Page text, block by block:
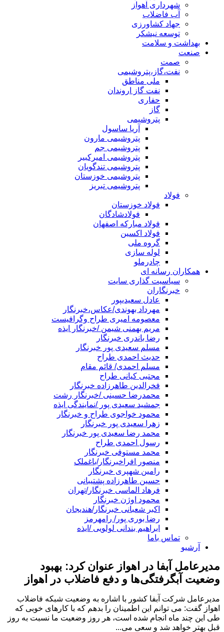
شهرداری اهواز
آب فاضلاب
جهاد کشاورزی
توسعه نیشکر
بهداشت و سلامت
صنعت
صمت
نفت،گاز،پتروشیمی
ملی مناطق
نفت گاز اروندان
حفاری
گاز
پتروشیمی
آریا ساسول
پتروشیمی مارون
پتروشیمی جم
پتروشیمی امیرکبیر
پتروشیمی تندگویان
پتروشیمی خوزستان
پتروشیمی تبریز
فولاد
فولاد خوزستان
فولادشادگان
فولاد مبارکه اصفهان
فولاد اکسین
گروه ملی
لوله سازی
چادرملو
همکاران رسانه ای
سیاسیت گذاری سایت
خبرنگاران
عادل سعیدیپور
مهرداد بهوندی/عکاس،خبرنگار
معصومه امیری طراح وگرافیست
مریم بهمنی شیمن /خبرنگار ایذه
رضا باندری خبرنگار
مسلم سعیدی پور خبرنگار
حدیث احمدی طراح
مسلم احمدی/ قائم مقام
مجتبی کیانی طراح
فخرالدین طاهرزاده خبرنگار
محمدرضا حسینی /خبرنگار رشت
جمشید سعیدی پور /نمایندگی ایذه
محمود خواجوی طراح و خبرنگار
زهرا سعیدی پور خبرنگار
محمد رضا سعیدی پور خبرنگار
رسول احمدی طراح
محمد مستوفی خبرنگار
منصور افراخبرنگار/باغملک
رامین شهپری خبرنگار
حسین طاهرزاده پشتیبانی
فرهاد الماسی خبرنگار/تهران
محمود اوژن خبرنگار
اکبر شعبانی خبرنگار/هندیجان
رضا بوری پور/ رامهرمز
ابراهیم بندانی لولویی /ایذه
تماس باما
آرشیو
مدیرعامل آبفا در اهواز عنوان کرد: بهبود
وضعیت آبگرفتگی‌ها و دفع فاضلاب در اهواز
مدیرعامل شرکت آبفا کشور با اشاره به وضعیت شبکه فاضلاب
اهواز گفت: می توانم این اطمینان را بدهم که با کارهای خوبی که
طی این چند ماه انجام شده است، هر روز وضعیت ما نسبت به روز
قبل بهتر خواهد شد و سعی می...